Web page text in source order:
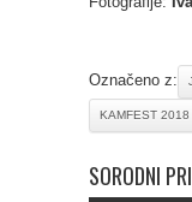
Označeno z:
KAMFEST 2018
SORODNI